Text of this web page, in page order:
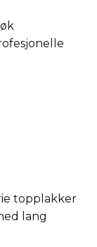
topplakker
lang